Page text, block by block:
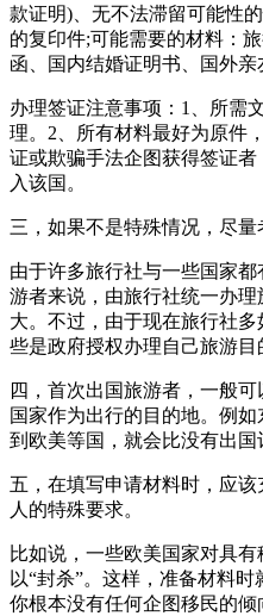
款证明)、无不法滞留可能性
的复印件;可能需要的材料：
函、国内结婚证明书、国外亲
办理签证注意事项：1、所需
理。2、所有材料最好为原件
证或欺骗手法企图获得签证
入该国。
三，如果不是特殊情况，尽量
由于许多旅行社与一些国家
游者来说，由旅行社统一办
大。不过，由于现在旅行社
些是政府授权办理自己旅游目
四，首次出国旅游者，一般
国家作为出行的目的地。例
到欧美等国，就会比没有出国
五，在填写申请材料时，应
人的特殊要求。
比如说，一些欧美国家对具
以“封杀”。这样，准备材料
你根本没有任何企图移民的